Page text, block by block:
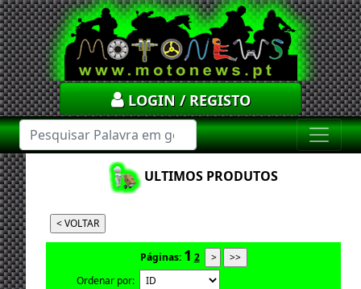
LOGIN / REGISTO
ULTIMOS PRODUTOS
Páginas: 1 2
Ordenar por: